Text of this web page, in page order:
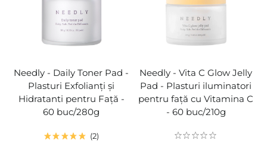
Needly - Daily Toner Pad -
Plasturi Exfolianți și
Hidratanti pentru Față -
60 buc/280g
2
Needly - Vita C Glow Jelly
Pad - Plasturi iluminatori
pentru față cu Vitamina C
- 60 buc/210g